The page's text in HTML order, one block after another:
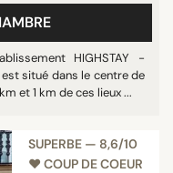
HIGHSTAY -
situé dans le centre de
et 1 km de ces lieux ...
SUPERBE — 8,6/10
♥︎ COUP DE COEUR